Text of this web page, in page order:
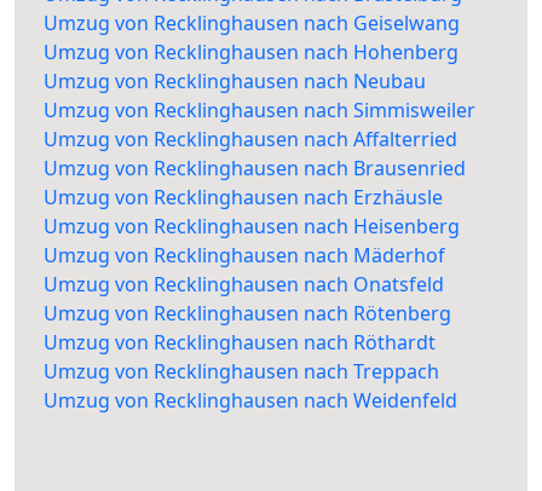
Umzug von Recklinghausen nach Geiselwang
Umzug von Recklinghausen nach Hohenberg
Umzug von Recklinghausen nach Neubau
Umzug von Recklinghausen nach Simmisweiler
Umzug von Recklinghausen nach Affalterried
Umzug von Recklinghausen nach Brausenried
Umzug von Recklinghausen nach Erzhäusle
Umzug von Recklinghausen nach Heisenberg
Umzug von Recklinghausen nach Mäderhof
Umzug von Recklinghausen nach Onatsfeld
Umzug von Recklinghausen nach Rötenberg
Umzug von Recklinghausen nach Röthardt
Umzug von Recklinghausen nach Treppach
Umzug von Recklinghausen nach Weidenfeld